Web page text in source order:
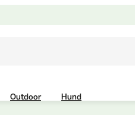
Outdoor Hund